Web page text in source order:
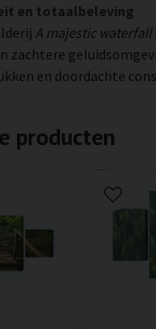
en totaalbeleving
A majestic waterfall
zachtere
en doordachte
producten